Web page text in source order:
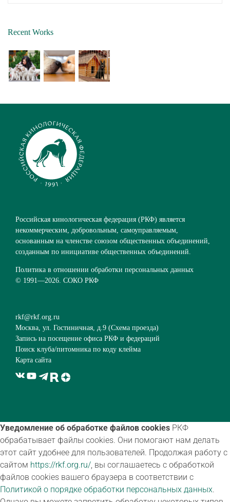
Recent Works
Российская кинологическая федерация (РКФ) является
некоммерческим, добровольным, самоуправляемым,
основанным на членстве союзом общественных объединений,
созданным по инициативе общественных объединений.
Политика в отношении обработки персональных данных
© 1991—2026. СОКО РКФ
rkf@rkf.org.ru
Москва, ул. Гостиничная, д.9 (Схема проезда)
Запись на посещение офиса РКФ и федераций
Поиск клуба/питомника по коду клейма
Карта сайта
Уведомление об обработке файлов cookies РКФ
обрабатывает файлы cookies. Они помогают нам делать
этот сайт удобнее для пользователей. Продолжая работу с
сайтом https://rkf.org.ru/, вы соглашаетесь с обработкой
файлов cookies вашего браузера в соответствии с
Политикой о порядке обработки персональных данных.